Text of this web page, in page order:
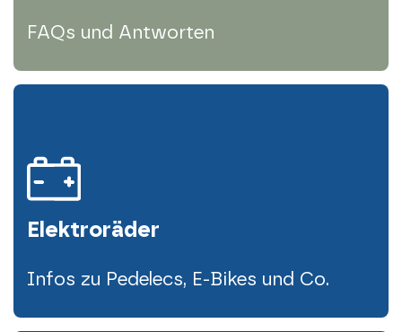
FAQs und Antworten
Elektroräder
Infos zu Pedelecs, E-Bikes und Co.